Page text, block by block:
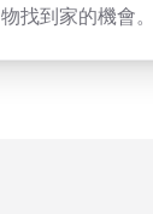
物找到家的機會。